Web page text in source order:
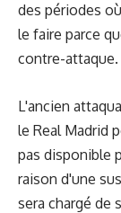
des périodes
le faire parce
contre-attaque.
L'ancien
le Real Madrid
pas disponible
raison d'une
sera chargé de